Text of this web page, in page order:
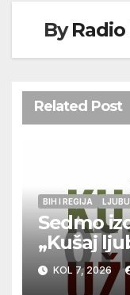
By
Related Post
BIH I REGIJA
Sedmo
„Kušaj
vrhunska
glazbu
KOL 7, 2026